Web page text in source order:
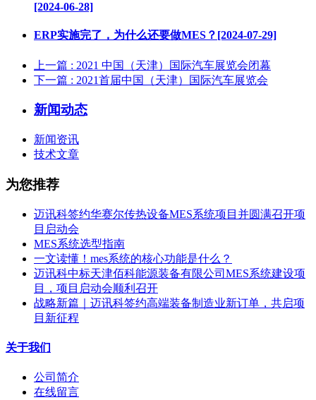
[2024-06-28]
ERP实施完了，为什么还要做MES？[2024-07-29]
上一篇 : 2021 中国（天津）国际汽车展览会闭幕
下一篇 : 2021首届中国（天津）国际汽车展览会
新闻动态
新闻资讯
技术文章
为您推荐
迈讯科签约华赛尔传热设备MES系统项目并圆满召开项
目启动会
MES系统选型指南
一文读懂！mes系统的核心功能是什么？
迈讯科中标天津佰科能源装备有限公司MES系统建设项
目，项目启动会顺利召开
战略新篇｜迈讯科签约高端装备制造业新订单，共启项
目新征程
关于我们
公司简介
在线留言